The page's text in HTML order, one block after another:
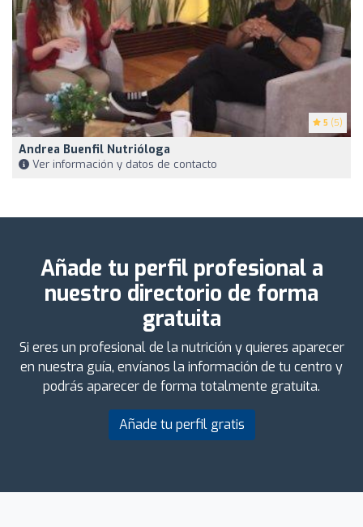
5 (5)
Andrea Buenfil Nutrióloga
Ver información y datos de contacto
Añade tu perfil profesional a
nuestro directorio de forma
gratuita
Si eres un profesional de la nutrición y quieres aparecer
en nuestra guía, envíanos la información de tu centro y
podrás aparecer de forma totalmente gratuita.
Añade tu perfil gratis